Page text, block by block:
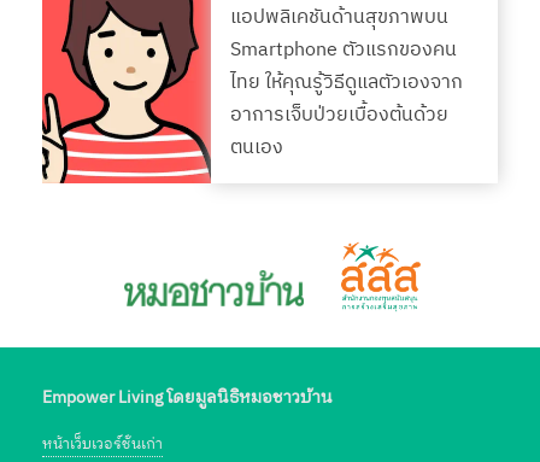
แอปพลิเคชันด้านสุขภาพบน
Smartphone ตัวแรกของคน
ไทย ให้คุณรู้วิธีดูแลตัวเองจาก
อาการเจ็บป่วยเบื้องต้นด้วย
ตนเอง
Empower Living โดยมูลนิธิหมอชาวบ้าน
หน้าเว็บเวอร์ชั่นเก่า